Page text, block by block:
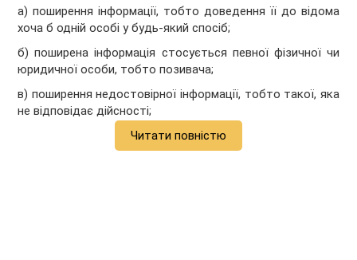
а) поширення інформації, тобто доведення її до відома
хоча б одній особі у будь-який спосіб;
б) поширена інформація стосується певної фізичної чи
юридичної особи, тобто позивача;
в) поширення недостовірної інформації, тобто такої, яка
не відповідає дійсності;
Читати повністю